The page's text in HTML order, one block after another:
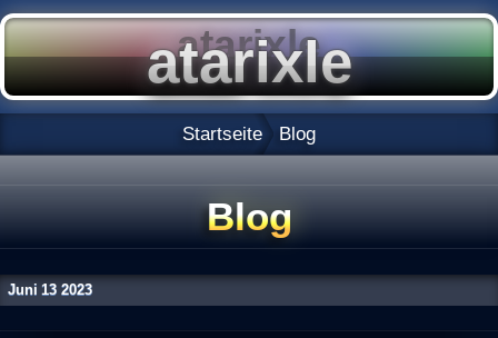
Startseite Blog
Blog
Juni 13 2023